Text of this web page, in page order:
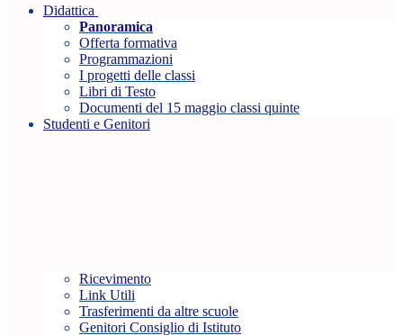
Didattica
Panoramica
Offerta formativa
Programmazioni
I progetti delle classi
Libri di Testo
Documenti del 15 maggio classi quinte
Studenti e Genitori
Ricevimento
Link Utili
Trasferimenti da altre scuole
Genitori Consiglio di Istituto